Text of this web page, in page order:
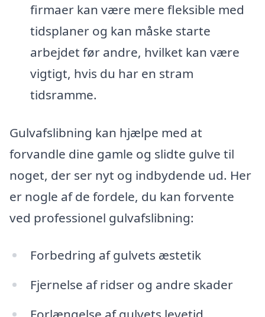
firmaer kan være mere fleksible med
tidsplaner og kan måske starte
arbejdet før andre, hvilket kan være
vigtigt, hvis du har en stram
tidsramme.
Gulvafslibning kan hjælpe med at
forvandle dine gamle og slidte gulve til
noget, der ser nyt og indbydende ud. Her
er nogle af de fordele, du kan forvente
ved professionel gulvafslibning:
Forbedring af gulvets æstetik
Fjernelse af ridser og andre skader